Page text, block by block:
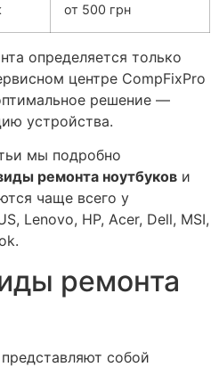
от 500 грн
определяется только
центре CompFixPro
решение —
устройства.
мы подробно
ремонта ноутбуков и
чаще всего у
Lenovo, HP, Acer, Dell, MSI,
ремонта
собой